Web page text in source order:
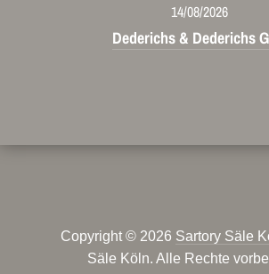
14/08/2026
Dederichs & Dederichs
Copyright © 2026 Sartory Säle
Säle Köln. Alle Rechte